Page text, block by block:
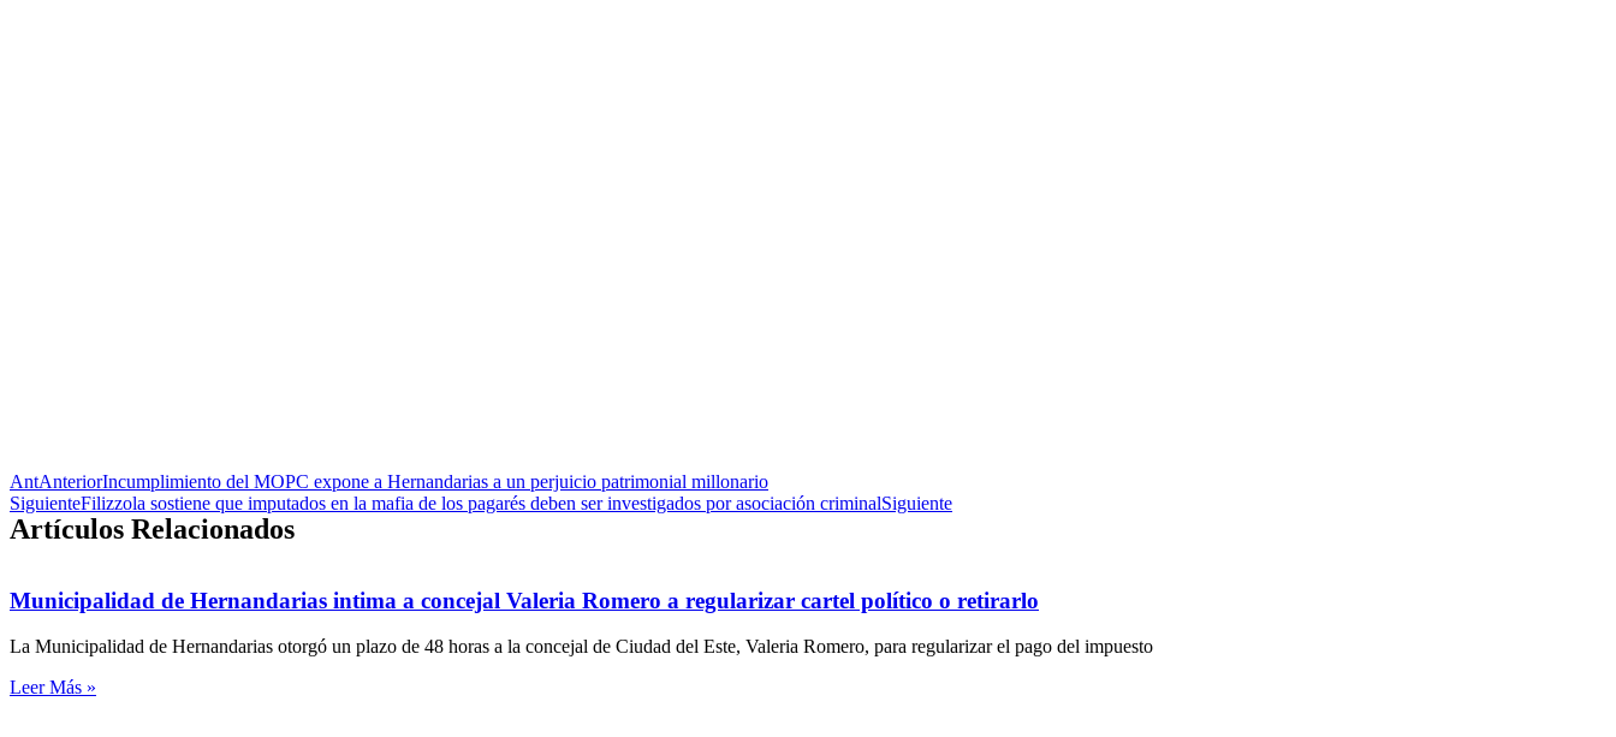
AntAnteriorIncumplimiento del MOPC expone a Hernandarias a un perjuicio patrimonial millonario
SiguienteFilizzola sostiene que imputados en la mafia de los pagarés deben ser investigados por asociación criminalSiguiente
Artículos Relacionados
Municipalidad de Hernandarias intima a concejal Valeria Romero a regularizar cartel político o retirarlo
La Municipalidad de Hernandarias otorgó un plazo de 48 horas a la concejal de Ciudad del Este, Valeria Romero, para regularizar el pago del impuesto
Leer Más »